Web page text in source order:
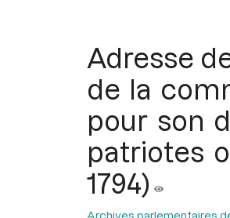
Adresse
de la
pour son
patriotes
1794)
Archives parlementaires